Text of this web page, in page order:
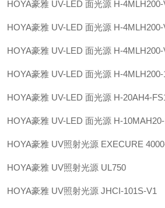
HOYA豪雅 UV-LED 面光源 H-4MLH200-
HOYA豪雅 UV-LED 面光源 H-4MLH200-
HOYA豪雅 UV-LED 面光源 H-4MLH200-
HOYA豪雅 UV-LED 面光源 H-4MLH200-
HOYA豪雅 UV-LED 面光源 H-20AH4-
HOYA豪雅 UV-LED 面光源 H-
HOYA豪雅 UV照射光源 EXECURE
HOYA豪雅 UV照射光源 UL750
HOYA豪雅 UV照射光源 JHCI-101S-V1